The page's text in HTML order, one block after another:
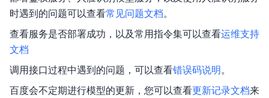
时遇到的问题可以查看常见问题文档。
查看服务是否部署成功，以及常用指令集可以查看运维支持
文档
调用接口过程中遇到的问题，可以查看错误码说明 。
百度会不定期进行模型的更新，您可以查看更新记录文档来